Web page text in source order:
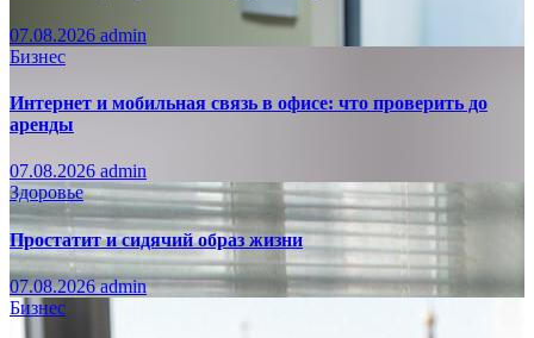
07.08.2026 admin
Бизнес
Интернет и мобильная связь в офисе: что проверить до
аренды
07.08.2026 admin
Здоровье
Простатит и сидячий образ жизни
07.08.2026admin
Бизнес